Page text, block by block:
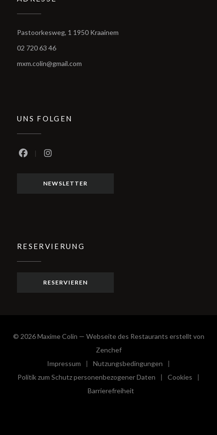
Pastoorkesweg, 1 1950 Kraainem
02 720 63 46
mxm.colin@gmail.com
UNS FOLGEN
NEWSLETTER
RESERVIERUNG
RESERVIEREN
© 2026 Maxime Colin — Webseite des Restaurants erstellt von
Zenchef((öffnet ein neues Fenster))
Impressum
((öffnet ein neues Fenster))
Nutzungsbedingungen
((öffnet ein neues Fenster))
Politik zum Schutz personenbezogener Daten
((öffnet ein neues Fenster))
Cookies
((öffnet
Barrierefreiheit